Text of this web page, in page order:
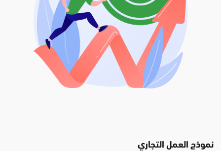
نموذج العمل التجاري